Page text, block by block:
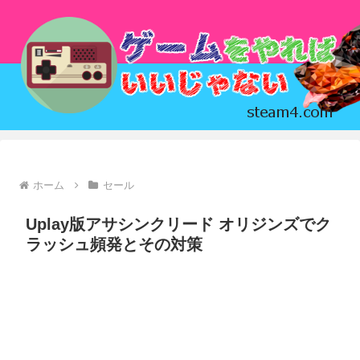
ホーム セール
Uplay版アサシンクリード オリジンズでク
ラッシュ頻発とその対策